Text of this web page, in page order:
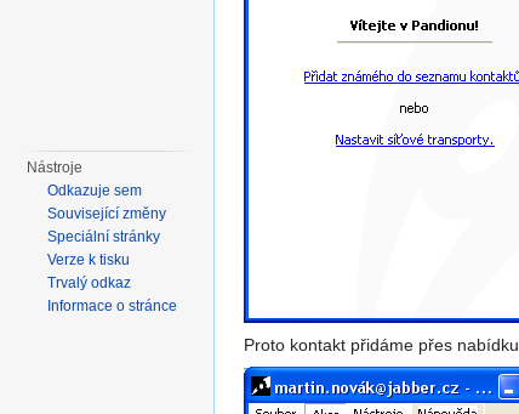
Proto kontakt přidáme přes nabídku
Nástroje
Odkazuje sem
Související změny
Speciální stránky
Verze k tisku
Trvalý odkaz
Informace o stránce